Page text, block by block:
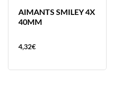
AIMANTS SMILEY 4X
40MM
4,32€